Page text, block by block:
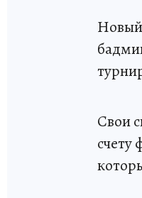
Свои